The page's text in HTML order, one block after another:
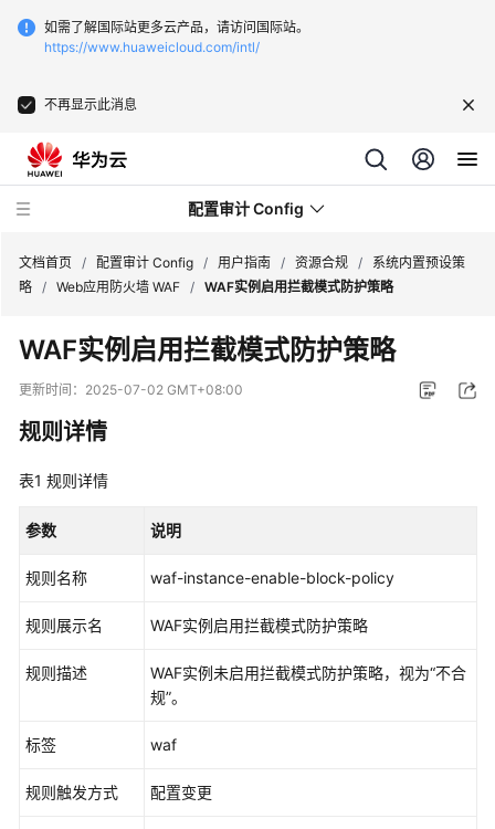
如需了解国际站更多云产品，请访问国际站。
https://www.huaweicloud.com/intl/
不再显示此消息
配置审计 Config
新
动
品
绍
快
入
指
文档首页 / 配置审计 Config / 用户指南 / 资源合规 /
系统内置预设策
略 / Web应用防火墙 WAF / WAF实例启用拦截模式防护策略
WAF实例启用拦截模式防护策略
更新时间： 2025-07-02 GMT+08:00
规则详情
表1 规则详情
参数 说明
规则名称 waf-instance-enable-block-policy
规则展示名 WAF实例启用拦截模式防护策略
规则描述
WAF实例未启用拦截模式防护策略，视为“不合
规”。
标签 waf
规则触发方式 配置变更